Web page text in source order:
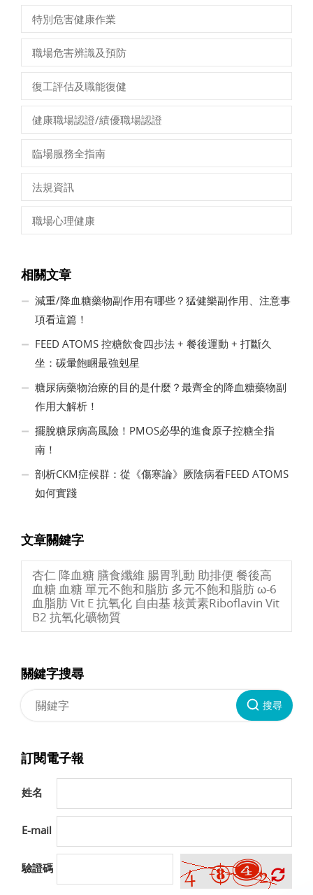
特別危害健康作業
職場危害辨識及預防
復工評估及職能復健
健康職場認證/績優職場認證
臨場服務全指南
法規資訊
職場心理健康
相關文章
減重/降血糖藥物副作用有哪些？猛健樂副作用、注意事
項看這篇！
FEED ATOMS 控糖飲食四步法 + 餐後運動 + 打斷久
坐：碳暈飽睏最強剋星
糖尿病藥物治療的目的是什麼？最齊全的降血糖藥物副
作用大解析！
擺脫糖尿病高風險！PMOS必學的進食原子控糖全指
南！
剖析CKM症候群：從《傷寒論》厥陰病看FEED ATOMS
如何實踐
文章關鍵字
杏仁 降血糖 膳食纖維 腸胃乳動 助排便 餐後高
血糖 血糖 單元不飽和脂肪 多元不飽和脂肪 ω-6
血脂肪 Vit E 抗氧化 自由基 核黃素Riboflavin Vit
B2 抗氧化礦物質
關鍵字搜尋
搜尋
訂閱電子報
姓名
E-mail
驗證碼